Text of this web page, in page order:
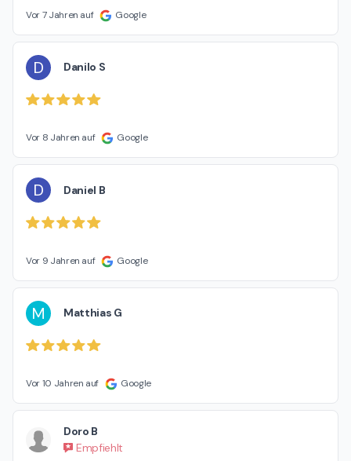
Vor 7 Jahren auf Google
D Danilo S
Vor 8 Jahren auf Google
D Daniel B
Vor 9 Jahren auf Google
M Matthias G
Vor 10 Jahren auf Google
Doro B
Empfiehlt